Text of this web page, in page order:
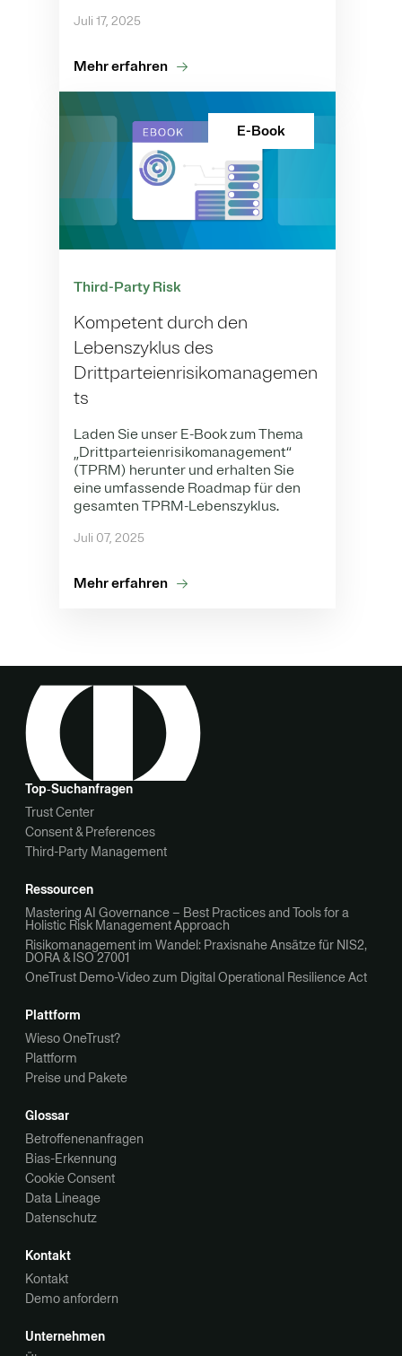
Juli 17, 2025
Mehr erfahren
E-Book
Third-Party Risk
Kompetent durch den
Lebenszyklus des
Drittparteienrisikomanagemen
ts
Laden Sie unser E-Book zum Thema
„Drittparteienrisikomanagement“
(TPRM) herunter und erhalten Sie
eine umfassende Roadmap für den
gesamten TPRM-Lebenszyklus.
Juli 07, 2025
Mehr erfahren
Top‑Suchanfragen
Trust Center
Consent & Preferences
Third-Party Management
Ressourcen
Mastering AI Governance – Best Practices and Tools for a
Holistic Risk Management Approach
Risikomanagement im Wandel: Praxisnahe Ansätze für NIS2,
DORA & ISO 27001
OneTrust Demo-Video zum Digital Operational Resilience Act
Plattform
Wieso OneTrust?
Plattform
Preise und Pakete
Glossar
Betroffenenanfragen
Bias-Erkennung
Cookie Consent
Data Lineage
Datenschutz
Kontakt
Kontakt
Demo anfordern
Unternehmen